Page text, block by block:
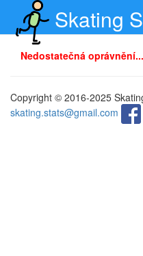
Skating
Nedostatečná oprávnění...
Copyright © 2016-2025
skating.stats@gmail.com